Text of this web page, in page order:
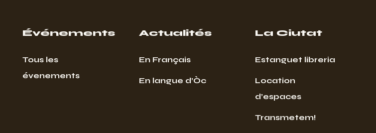
Événements
Tous les
évenements
Actualités
En Français
En langue d’Òc
La Ciutat
Estanguet libreria
Location
d’espaces
Transmetem!